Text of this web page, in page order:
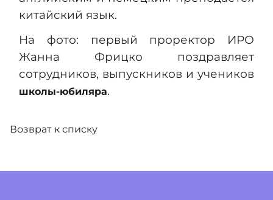
китайский язык.
На фото: первый проректор ИРО
Жанна Фрицко поздравляет
сотрудников, выпускников и учеников
школы-юбиляра.
Возврат к списку